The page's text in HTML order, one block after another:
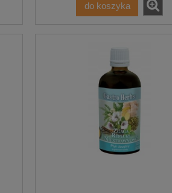
do koszyka